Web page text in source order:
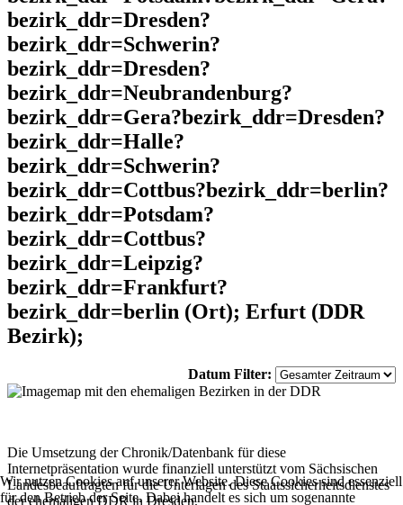
bezirk_ddr=Dresden?
bezirk_ddr=Schwerin?
bezirk_ddr=Dresden?
bezirk_ddr=Neubrandenburg?
bezirk_ddr=Gera?bezirk_ddr=Dresden?
bezirk_ddr=Halle?
bezirk_ddr=Schwerin?
bezirk_ddr=Cottbus?bezirk_ddr=berlin?
bezirk_ddr=Potsdam?
bezirk_ddr=Cottbus?
bezirk_ddr=Leipzig?
bezirk_ddr=Frankfurt?
bezirk_ddr=berlin (Ort); Erfurt (DDR
Bezirk);
Datum Filter:
Die Umsetzung der Chronik/Datenbank für diese
Internetpräsentation wurde finanziell unterstützt vom Sächsischen
Landesbeauftragten für die Unterlagen des Staatssicherheitsdienstes
der ehemaligen DDR in Dresden.
Wir nutzen Cookies auf unserer Website. Diese Cookies sind essenziell
für den Betrieb der Seite. Dabei handelt es sich um sogenannte